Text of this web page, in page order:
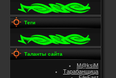
Теги
Таланты сайта
M@ksiM
Тарабанщица